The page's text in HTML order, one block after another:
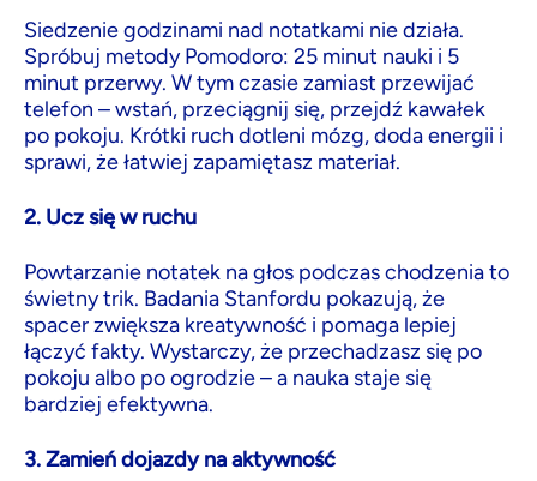
Siedzenie godzinami nad notatkami nie działa.
Spróbuj metody Pomodoro: 25 minut nauki i 5
minut przerwy. W tym czasie zamiast przewijać
telefon – wstań, przeciągnij się, przejdź kawałek
po pokoju. Krótki ruch dotleni mózg, doda energii i
sprawi, że łatwiej zapamiętasz materiał.
2. Ucz się w ruchu
Powtarzanie notatek na głos podczas chodzenia to
świetny trik. Badania Stanfordu pokazują, że
spacer zwiększa kreatywność i pomaga lepiej
łączyć fakty. Wystarczy, że przechadzasz się po
pokoju albo po ogrodzie – a nauka staje się
bardziej efektywna.
3. Zamień dojazdy na aktywność